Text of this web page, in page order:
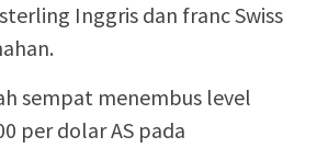
Inggris dan franc Swiss
sempat menembus level
per dolar AS pada